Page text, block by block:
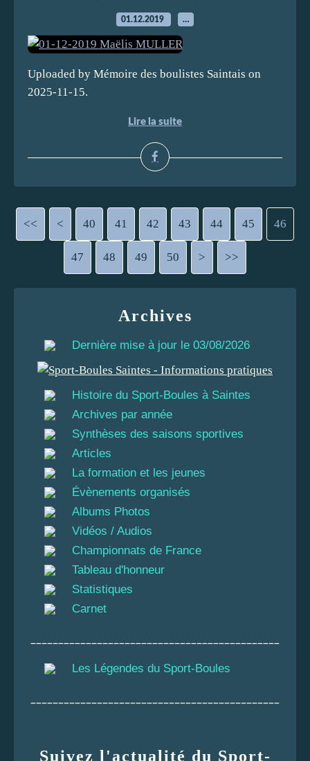
01.12.2019 …
Uploaded by Mémoire des boulistes Saintais on
2025-11-15.
Lire la suite
<< < 10
20
30
40 41 42 43 44 45 46
47 48 49 50 60
70
80
90
100
200
> >>
Archives
Dernière mise à jour le 03/08/2026
Histoire du Sport-Boules à Saintes
Archives par année
Synthèses des saisons sportives
Articles
La formation et les jeunes
Évènements organisés
Albums Photos
Vidéos / Audios
Championnats de France
Tableau d'honneur
Statistiques
Carnet
Les Légendes du Sport-Boules
Suivez l'actualité du Sport-